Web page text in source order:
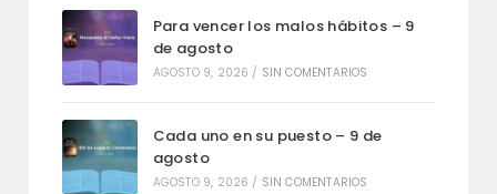
Para vencer los malos hábitos – 9
de agosto
AGOSTO 9, 2026 / SIN COMENTARIOS
Cada uno en su puesto – 9 de
agosto
AGOSTO 9, 2026 / SIN COMENTARIOS